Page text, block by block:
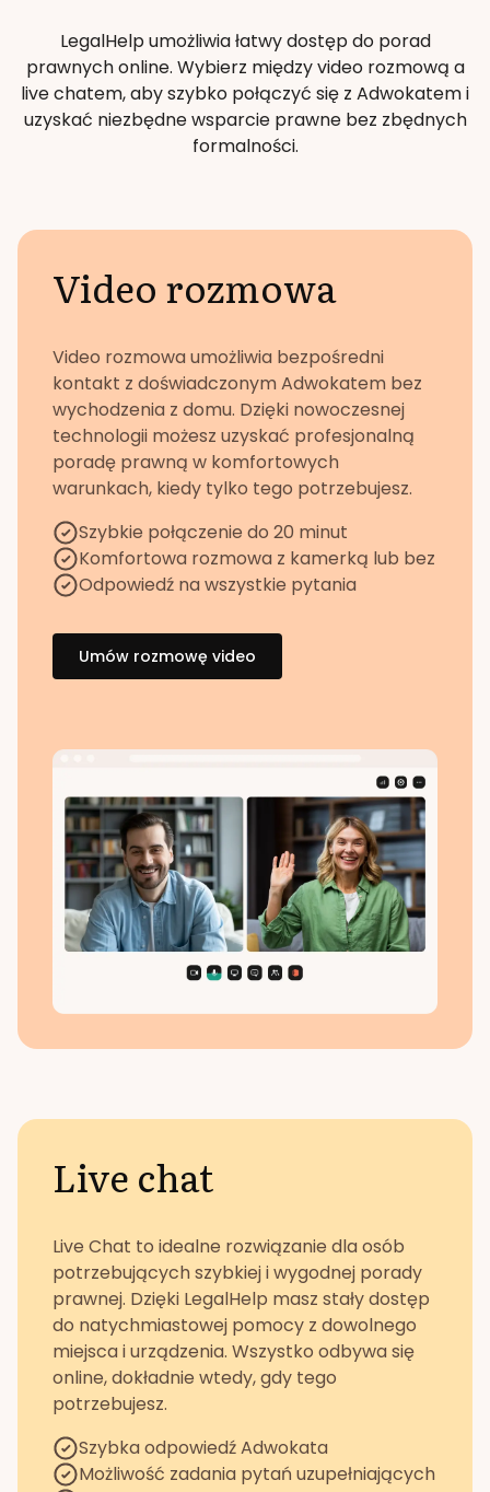
LegalHelp umożliwia łatwy dostęp do porad
prawnych online. Wybierz między video rozmową a
live chatem, aby szybko połączyć się z Adwokatem i
uzyskać niezbędne wsparcie prawne bez zbędnych
formalności.
Video rozmowa
Video rozmowa umożliwia bezpośredni
kontakt z doświadczonym Adwokatem bez
wychodzenia z domu. Dzięki nowoczesnej
technologii możesz uzyskać profesjonalną
poradę prawną w komfortowych
warunkach, kiedy tylko tego potrzebujesz.
Szybkie połączenie do 20 minut
Komfortowa rozmowa z kamerką lub bez
Odpowiedź na wszystkie pytania
Umów rozmowę video
Live chat
Live Chat to idealne rozwiązanie dla osób
potrzebujących szybkiej i wygodnej porady
prawnej. Dzięki LegalHelp masz stały dostęp
do natychmiastowej pomocy z dowolnego
miejsca i urządzenia. Wszystko odbywa się
online, dokładnie wtedy, gdy tego
potrzebujesz.
Szybka odpowiedź Adwokata
Możliwość zadania pytań uzupełniających